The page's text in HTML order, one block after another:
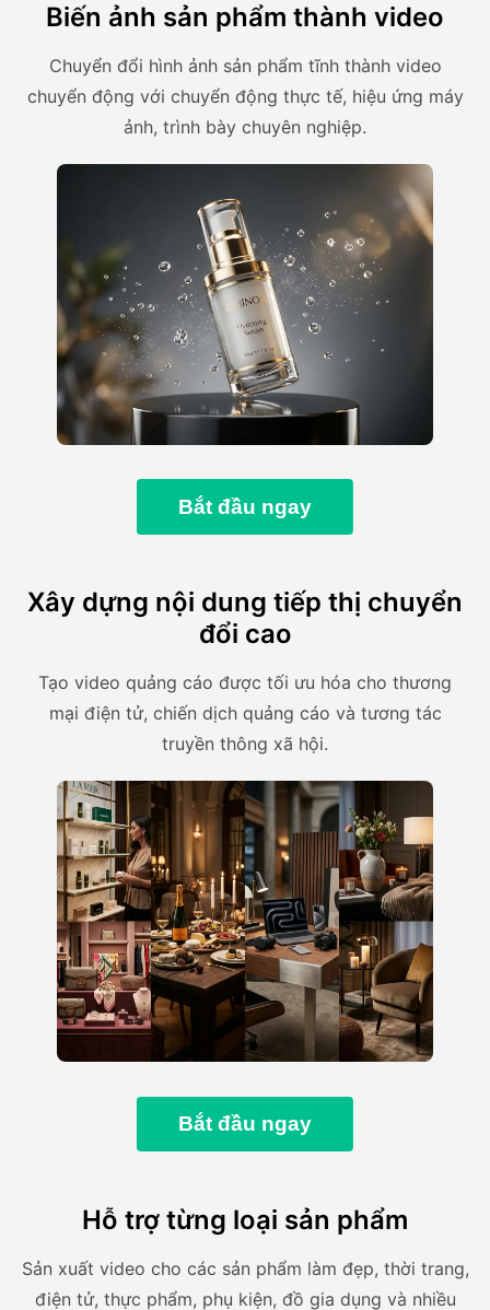
Biến ảnh sản phẩm thành video
Chuyển đổi hình ảnh sản phẩm tĩnh thành video
chuyển động với chuyển động thực tế, hiệu ứng máy
ảnh, trình bày chuyên nghiệp.
Bắt đầu ngay
Xây dựng nội dung tiếp thị chuyển
đổi cao
Tạo video quảng cáo được tối ưu hóa cho thương
mại điện tử, chiến dịch quảng cáo và tương tác
truyền thông xã hội.
Bắt đầu ngay
Hỗ trợ từng loại sản phẩm
Sản xuất video cho các sản phẩm làm đẹp, thời trang,
điện tử, thực phẩm, phụ kiện, đồ gia dụng và nhiều